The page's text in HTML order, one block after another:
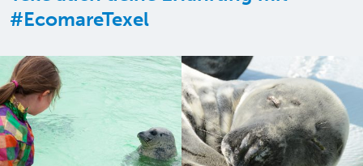
#EcomareTexel